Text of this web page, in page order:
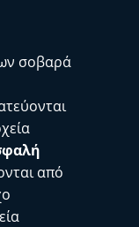
σοβαρά
από